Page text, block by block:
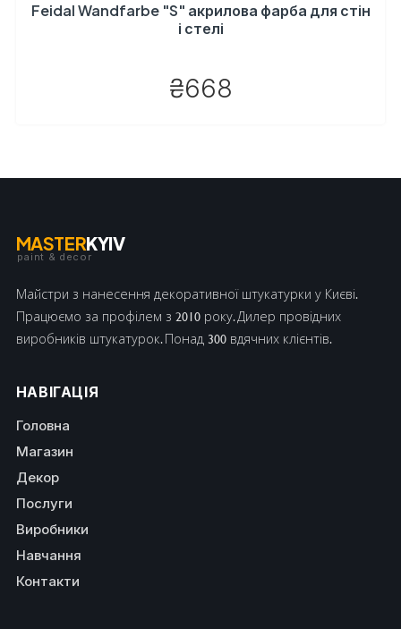
Feidal Wandfarbe "S" акрилова фарба для стін
і стелі
₴668
MASTERKYIV
paint & decor
Майстри з нанесення декоративної штукатурки у Києві.
Працюємо за профілем з 2010 року. Дилер провідних
виробників штукатурок. Понад 300 вдячних клієнтів.
НАВІГАЦІЯ
Головна
Магазин
Декор
Послуги
Виробники
Навчання
Контакти